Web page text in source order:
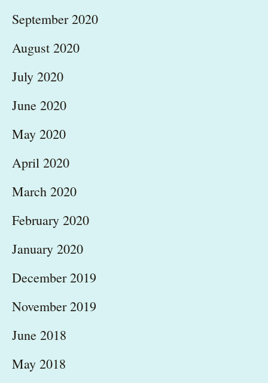
September 2020
August 2020
July 2020
June 2020
May 2020
April 2020
March 2020
February 2020
January 2020
December 2019
November 2019
June 2018
May 2018